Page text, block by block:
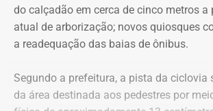
dos maiores escritores brasileiros de
Machado de Assis, passeiam por aí, a
fantasmas, um caminho delimitado por
do calçadão em cerca de cinco metros a
atual de arborização; novos quiosques
a readequação das baias de ônibus.
Segundo a prefeitura, a pista da ciclovia
da área destinada aos pedestres por